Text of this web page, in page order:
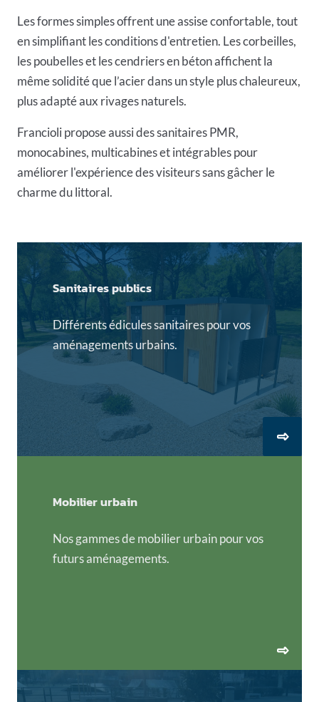
Les formes simples offrent une assise confortable, tout
en simplifiant les conditions d'entretien. Les corbeilles,
les poubelles et les cendriers en béton affichent la
même solidité que l’acier dans un style plus chaleureux,
plus adapté aux rivages naturels.
Francioli propose aussi dessanitaires PMR,
monocabines, multicabines et intégrables pour
améliorer l'expérience des visiteurs sans gâcher le
charme du littoral.
Sanitaires publics
Différents édicules sanitaires pour vos
aménagements urbains.
Mobilier urbain
Nos gammes de mobilier urbain pour vos
futurs aménagements.